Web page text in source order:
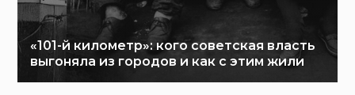
«101-й километр»: кого советская власть
выгоняла из городов и как с этим жили